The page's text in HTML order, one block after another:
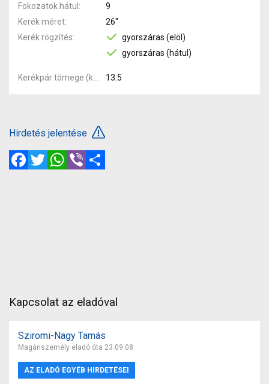
Fokozatok hátul
9
Kerék méret
26"
Kerék rögzítés
gyorszáras (elöl)
gyorszáras (hátul)
13.5
Hirdetés jelentése
FacebookTwitterWhatsApp
Viber
Kapcsolat az eladóval
Sziromi-Nagy Tamás
Magánszemély eladó óta 23.09.08
AZ ELADÓ EGYÉB HIRDETÉSEI